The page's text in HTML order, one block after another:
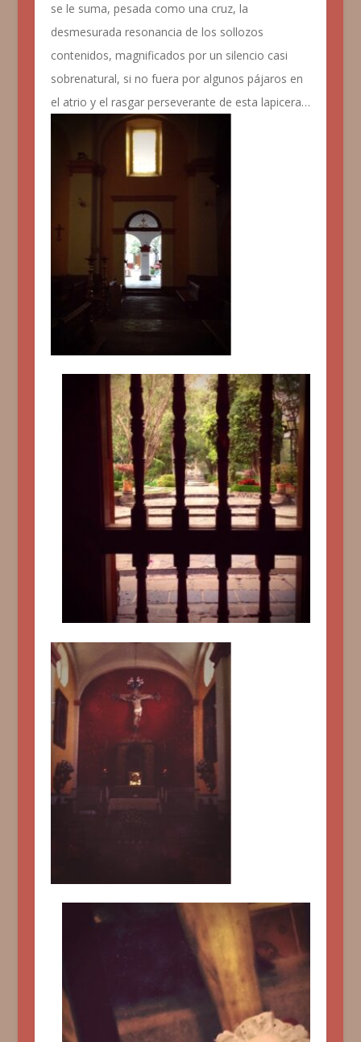
se le suma, pesada como una cruz, la
desmesurada resonancia de los sollozos
contenidos, magnificados por un silencio casi
sobrenatural, si no fuera por algunos pájaros en
el atrio y el rasgar perseverante de esta lapicera…